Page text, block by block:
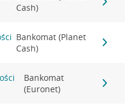
Cash)
Bankomat (Planet
Cash)
Bankomat
(Euronet)